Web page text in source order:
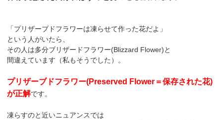
「プリザーブドフラワーは凍らせて作った花だよ」
という人がいたら、
その人は多分ブリザードフラワー(Blizzard Flower)と
間違えています（私もそうでした）。
プリザーブドフラワー(Preserved Flower＝保存された花)
が正解です。
凍らすのと近いニュアンスでは